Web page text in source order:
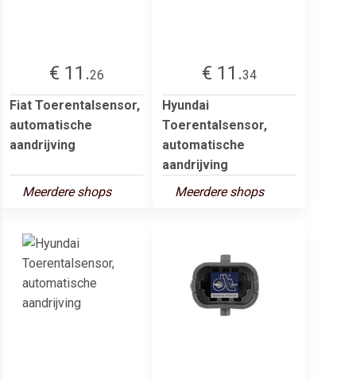
€ 11.26
Fiat Toerentalsensor,
automatische
aandrijving
Meerdere shops
€ 11.34
Hyundai
Toerentalsensor,
automatische
aandrijving
Meerdere shops